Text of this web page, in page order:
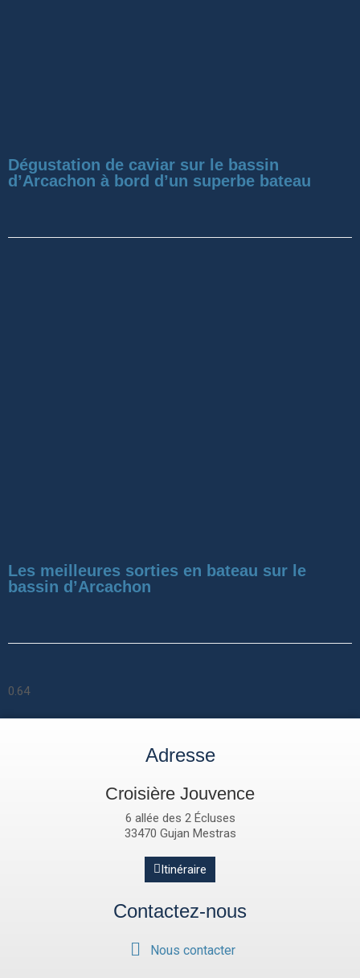
Dégustation de caviar sur le bassin
d’Arcachon à bord d’un superbe bateau
Les meilleures sorties en bateau sur le
bassin d’Arcachon
Adresse
Croisière Jouvence
6 allée des 2 Écluses
33470 Gujan Mestras
Itinéraire
Contactez-nous
Nous contacter